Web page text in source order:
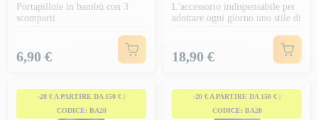
Portapillole in bambù con 3
scomparti
Prezzo
6,90 €
L'accessorio indispensabile per
adottare ogni giorno uno stile di
Prezzo
18,90 €
-20 € A PARTIRE DA 150 € |
CODICE: BA20
-20 € A PARTIRE DA 150 € |
CODICE: BA20